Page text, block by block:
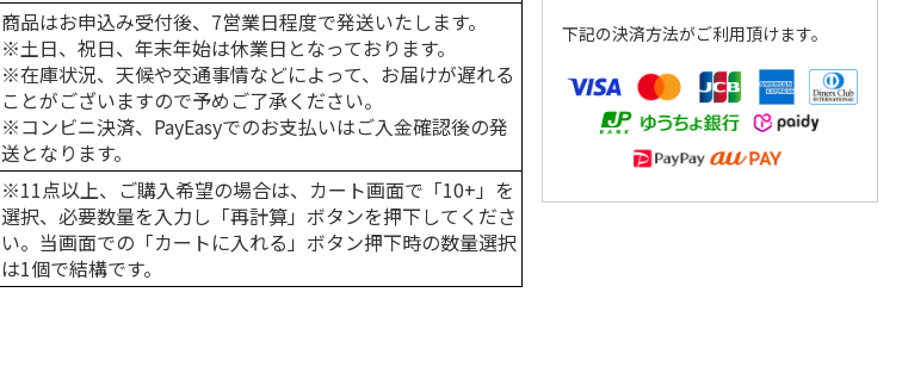
商品はお申込み受付後、7営業日程度で発送いたします。
※土日、祝日、年末年始は休業日となっております。
※在庫状況、天候や交通事情などによって、お届けが遅れる
ことがございますので予めご了承ください。
※コンビニ決済、PayEasyでのお支払いはご入金確認後の発
送となります。
※11点以上、ご購入希望の場合は、カート画面で「10+」を
選択、必要数量を入力し「再計算」ボタンを押下してくださ
い。当画面での「カートに入れる」ボタン押下時の数量選択
は1個で結構です。
下記の決済方法がご利用頂けます。